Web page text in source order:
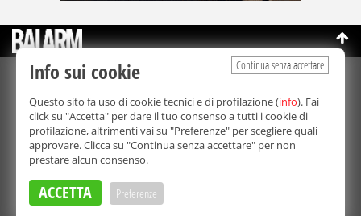
©Copyright 2003-2026
Bmedia Srl
- P.IVA 07064240828
La riproduzione totale o parziale di tutti i contenuti, in qualunque
forma, su qualsiasi supporto è proibita.
Balarm.it è una testata giornalistica registrata. Autorizzazione del
Tribunale di Palermo n° 32 del 21/10/2003
Direttore responsabile:
Continua senza accettare
Info sui cookie
Questo sito fa uso di cookie tecnici e di profilazione (info). Fai
click su "Accetta" per dare il tuo consenso a tutti i cookie di
profilazione, altrimenti vai su "Preferenze" per scegliere quali
approvare. Clicca su "Continua senza accettare" per non
prestare alcun consenso.
ACCETTA Preferenze